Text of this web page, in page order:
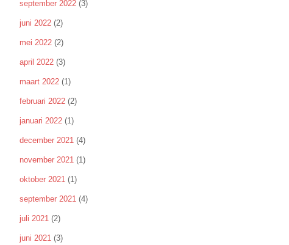
september 2022 (3)
juni 2022 (2)
mei 2022 (2)
april 2022 (3)
maart 2022 (1)
februari 2022 (2)
januari 2022 (1)
december 2021 (4)
november 2021 (1)
oktober 2021 (1)
september 2021 (4)
juli 2021 (2)
juni 2021 (3)